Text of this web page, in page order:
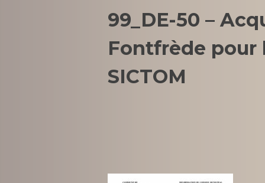
99_DE-50 –
Fontfrède pour
SICTOM